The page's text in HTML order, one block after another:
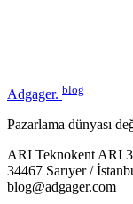
Adgager. blog
Pazarlama dünyası
ARI Teknokent ARI
34467 Sarıyer /
blog@adgager.com